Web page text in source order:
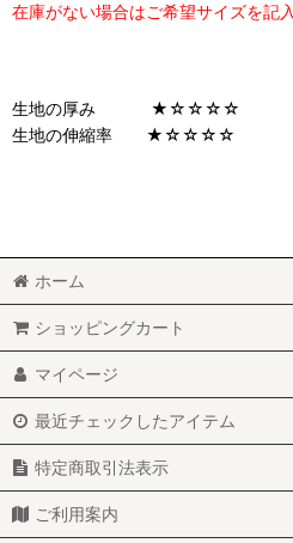
在庫がない場合はご希望サイズを記
生地の厚み ★☆☆☆☆
生地の伸縮率 ★☆☆☆☆
ホーム
ショッピングカート
マイページ
最近チェックしたアイテム
特定商取引法表示
ご利用案内